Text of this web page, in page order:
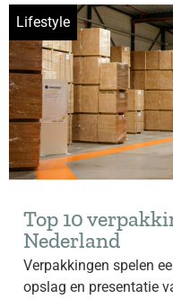
Lifestyle
Top 10
Nederland
Verpakkingen spelen
opslag en presentatie